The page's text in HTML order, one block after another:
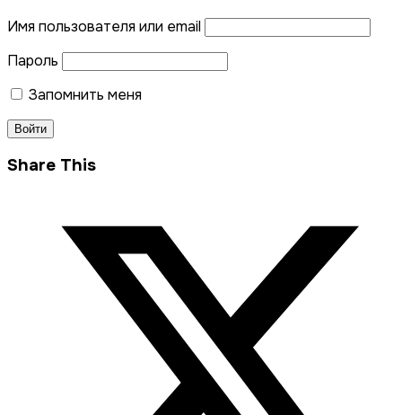
Имя пользователя или email
Пароль
Запомнить меня
Share This